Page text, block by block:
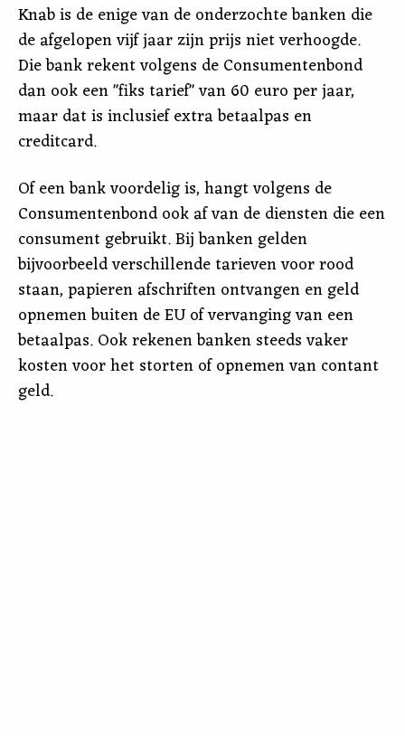
Knab is de enige van de onderzochte banken die
de afgelopen vijf jaar zijn prijs niet verhoogde.
Die bank rekent volgens de Consumentenbond
dan ook een "fiks tarief" van 60 euro per jaar,
maar dat is inclusief extra betaalpas en
creditcard.
Of een bank voordelig is, hangt volgens de
Consumentenbond ook af van de diensten die een
consument gebruikt. Bij banken gelden
bijvoorbeeld verschillende tarieven voor rood
staan, papieren afschriften ontvangen en geld
opnemen buiten de EU of vervanging van een
betaalpas. Ook rekenen banken steeds vaker
kosten voor het storten of opnemen van contant
geld.